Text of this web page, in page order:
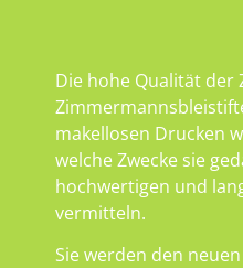
Die hohe Qualität der
makellosen Drucken
welche Zwecke sie
hochwertigen und
vermitteln.
Sie werden den